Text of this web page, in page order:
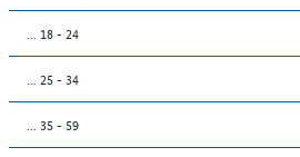
... 18 - 24
... 25 - 34
... 35 - 59